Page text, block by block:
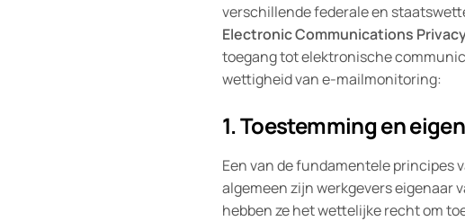
verschillende federale en
Electronic Communications
toegang tot elektronische
wettigheid van e-mailmonitoring:
1. Toestemming en
Een van de fundamentele principes
algemeen zijn werkgevers eigenaar
hebben ze het wettelijke recht om